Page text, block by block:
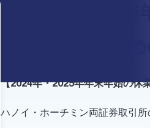
【2024年・
【2024年・2025年年末年始の休
ハノイ・ホーチミン両証券取引